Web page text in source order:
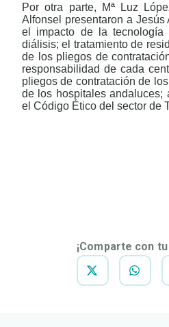
Por otra parte, Mª Luz
Alfonsel presentaron a
el impacto de la tecnología
diálisis; el tratamiento de
de los pliegos de
responsabilidad de cada
pliegos de contratación de
de los hospitales andaluces;
el Código Ético del sector de
¡Comparte con